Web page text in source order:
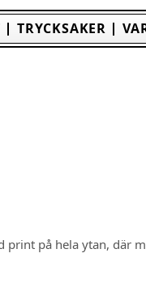
TRYCKSAKER
print på hela ytan, där